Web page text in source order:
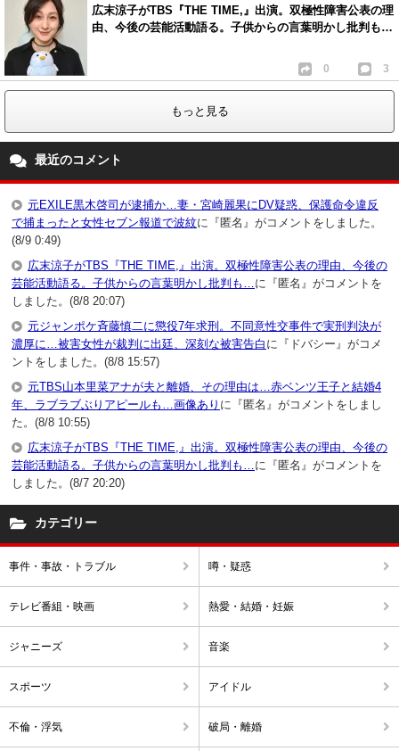
広末涼子がTBS『THE TIME,』出演。双極性障害公表の理
由、今後の芸能活動語る。子供からの言葉明かし批判も…
0 3
もっと見る
最近のコメント
元EXILE黒木啓司が逮捕か…妻・宮崎麗果にDV疑惑、保護命令違反
で捕まったと女性セブン報道で波紋に『匿名』がコメントをしました。
(8/9 0:49)
広末涼子がTBS『THE TIME,』出演。双極性障害公表の理由、今後の
芸能活動語る。子供からの言葉明かし批判も… に『匿名』がコメントを
しました。(8/8 20:07)
元ジャンポケ斉藤慎二に懲役7年求刑。不同意性交事件で実刑判決が
濃厚に…被害女性が裁判に出廷、深刻な被害告白 に『ドバシー』がコメ
ントをしました。(8/8 15:57)
元TBS山本里菜アナが夫と離婚、その理由は…赤ベンツ王子と結婚4
年、ラブラブぶりアピールも…画像あり に『匿名』がコメントをしまし
た。(8/8 10:55)
広末涼子がTBS『THE TIME,』出演。双極性障害公表の理由、今後の
芸能活動語る。子供からの言葉明かし批判も… に『匿名』がコメントを
しました。(8/7 20:20)
カテゴリー
事件・事故・トラブル 噂・疑惑
テレビ番組・映画 熱愛・結婚・妊娠
ジャニーズ 音楽
スポーツ アイドル
不倫・浮気 破局・離婚